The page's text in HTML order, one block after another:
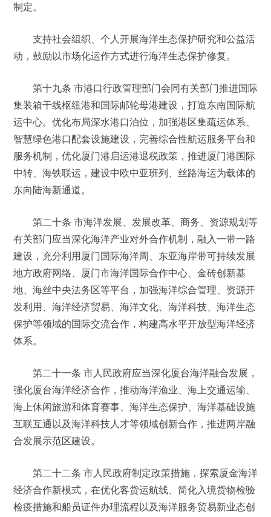
制定。
支持社会组织、个人开展海洋生态保护研究和公益活
动，鼓励以市场化运作方式进行海洋生态保护修复。
第十九条 市港口行政管理部门会同有关部门推进国际
集装箱干线枢纽港和国际邮轮母港建设，打造东南国际航
运中心。优化布局深水港口泊位，加强港区集疏运体系、
智慧绿色港口配套设施建设，完善综合性航运服务平台和
服务机制，优化厦门港启运港退税政策，推进厦门港国际
中转、海铁联运，建设中欧中亚班列、丝路海运为载体的
东向陆海新通道。
第二十条 市海洋发展、发展改革、商务、资源规划等
有关部门应当深化海洋产业对外合作机制，融入一带一路
建设，充分利用厦门国际海洋周、东亚海岸带可持续发展
地方政府网络、厦门市海洋国际合作中心、金砖创新基
地、海丝中央法务区等平台，加强海洋综合管理、资源开
发利用、海洋经济贸易、海洋文化、海洋科技、海洋生态
保护等领域的国际交流合作，构建高水平开放型海洋经济
体系。
第二十一条 市人民政府应当深化厦台海洋融合发展，
强化厦台海洋经济合作，推动海洋渔业、海上交通运输、
海上休闲旅游和体育赛事、海洋生态保护、海洋基础设施
互联互通以及海洋科技人才等领域创新合作，推进两岸融
合发展示范区建设。
第二十二条 市人民政府制定政策措施，探索厦金海洋
经济合作新模式，在优化客货运航线、简化入境货物检验
检疫措施和船员证件办理流程以及海洋服务贸易新业态创